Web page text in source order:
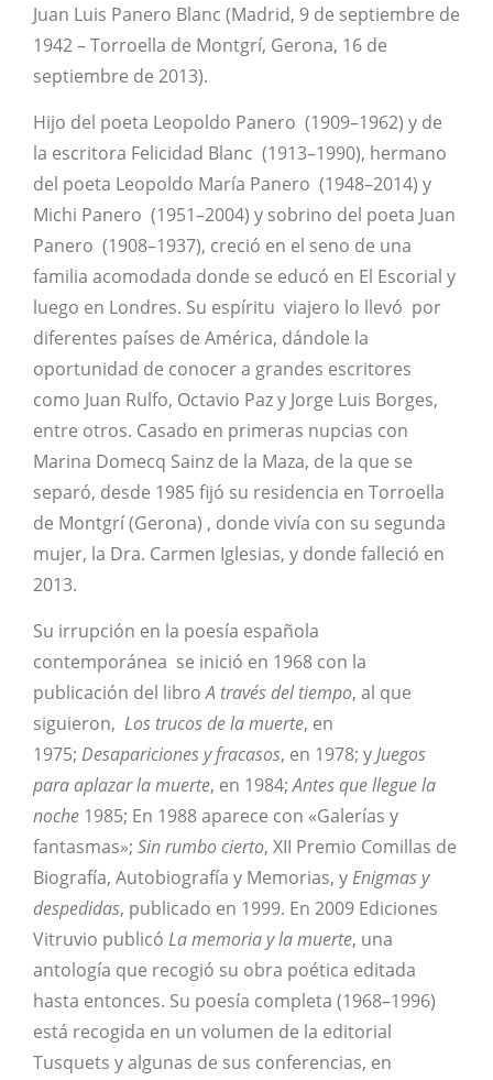
Juan Luis Panero Blanc (Madrid, 9 de septiembre de
1942 – Torroella de Montgrí, Gerona, 16 de
septiembre de 2013).
Hijo del poeta Leopoldo Panero (1909–1962) y de
la escritora Felicidad Blanc (1913–1990), hermano
del poeta Leopoldo María Panero (1948–2014) y
Michi Panero (1951–2004) y sobrino del poeta Juan
Panero (1908–1937), creció en el seno de una
familia acomodada donde se educó en El Escorial y
luego en Londres. Su espíritu viajero lo llevó por
diferentes países de América, dándole la
oportunidad de conocer a grandes escritores
como Juan Rulfo, Octavio Paz y Jorge Luis Borges,
entre otros. Casado en primeras nupcias con
Marina Domecq Sainz de la Maza, de la que se
separó, desde 1985 fijó su residencia en Torroella
de Montgrí (Gerona) , donde vivía con su segunda
mujer, la Dra. Carmen Iglesias, y donde falleció en
2013.
Su irrupción en la poesía española
contemporánea se inició en 1968 con la
publicación del libroA través del tiempo, al que
siguieron, Los trucos de la muerte, en
1975; Desapariciones y fracasos, en 1978; yJuegos
para aplazar la muerte, en 1984;Antes que llegue la
noche 1985; En 1988 aparece con «Galerías y
fantasmas»; Sin rumbo cierto, XII Premio Comillas de
Biografía, Autobiografía y Memorias, yEnigmas y
despedidas, publicado en 1999. En 2009 Ediciones
Vitruvio publicó La memoria y la muerte, una
antología que recogió su obra poética editada
hasta entonces. Su poesía completa (1968–1996)
está recogida en un volumen de la editorial
Tusquets y algunas de sus conferencias, en